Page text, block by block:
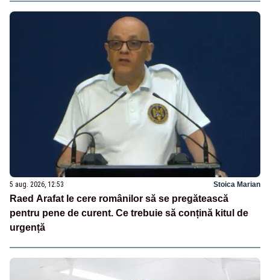
5 aug. 2026, 12:53 Stoica Marian
Raed Arafat le cere românilor să se pregătească
pentru pene de curent. Ce trebuie să conțină kitul de
urgență